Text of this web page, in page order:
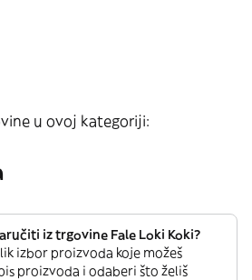
u ovoj kategoriji:
iz trgovine Fale Loki Koki?
izbor proizvoda koje možeš
proizvoda i odaberi što želiš